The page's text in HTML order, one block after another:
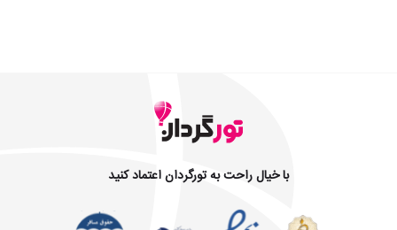
با خیال راحت به تورگردان اعتماد کنید